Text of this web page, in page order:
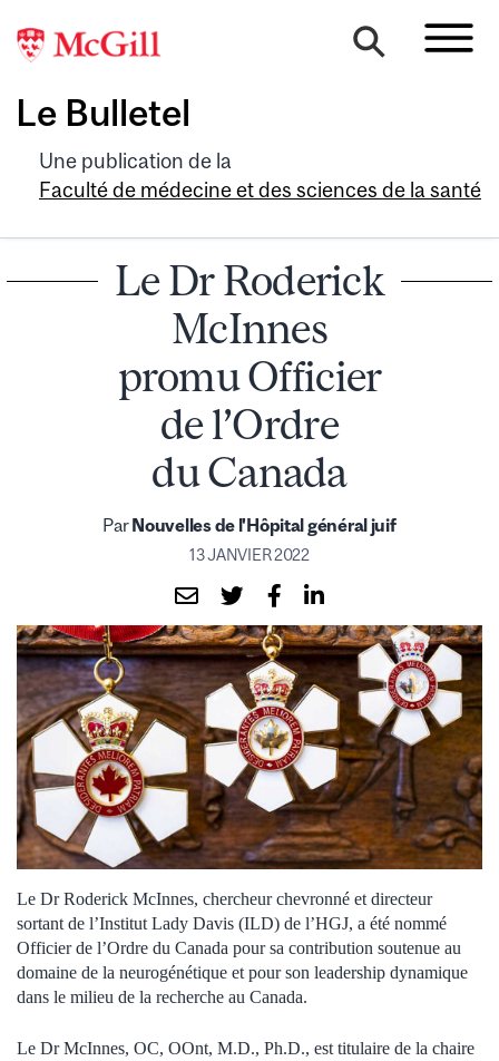
Le Bulletel
Une publication de la
Faculté de médecine et des sciences de la santé
Le Dr Roderick
McInnes
promu Officier
de l’Ordre
du Canada
ParNouvelles de l'Hôpital général juif
13 JANVIER 2022
Le Dr Roderick McInnes, chercheur chevronné et directeur
sortant de l’Institut Lady Davis (ILD) de l’HGJ, a été nommé
Officier de l’Ordre du Canada pour sa contribution soutenue au
domaine de la neurogénétique et pour son leadership dynamique
dans le milieu de la recherche au Canada.
Le Dr McInnes, OC, OOnt, M.D., Ph.D., est titulaire de la chaire